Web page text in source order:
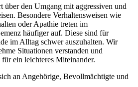
den Umgang mit aggressiven und
Besondere Verhaltensweisen wie
oder Apathie treten im
häufiger auf. Diese sind für
im Alltag schwer auszuhalten. Wir
Situationen verstanden und
ein leichteres Miteinander.
an Angehörige, Bevollmächtigte und